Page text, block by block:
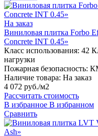
На заказ
Виниловая плитка Forbo
Concrete INT 0.45»
Класс использования: 42
нагрузки
Пожарная безопасность:
Наличие товара: На заказ
4 072 руб./м2
Рассчитать стоимость
В избранное В избранном
Сравнить